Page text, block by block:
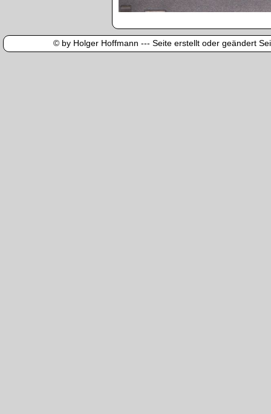
© by Holger Hoffmann --- Seite erstellt oder geändert